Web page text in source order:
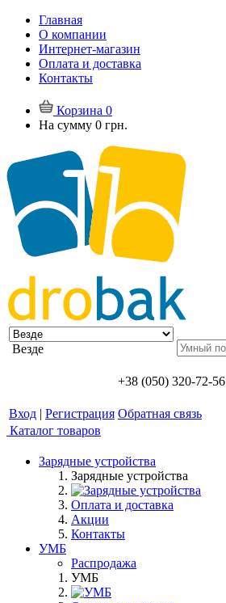
Главная
О компании
Интернет-магазин
Оплата и доставка
Контакты
Корзина 0
На сумму 0 грн.
Везде
+38 (050) 320-72-56
Вход | Регистрация Обратная связь
Каталог товаров
Зарядные устройства
Зарядные устройства
Оплата и доставка
Акции
Контакты
УМБ
Распродажа
УМБ